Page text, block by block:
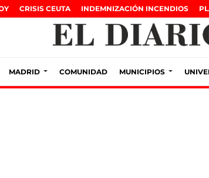
CRISIS CEUTA INDEMNIZACIÓN INCENDIOS
MADRID COMUNIDAD MUNICIPIOS